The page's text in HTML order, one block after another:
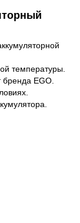
температуры.
бренда EGO.